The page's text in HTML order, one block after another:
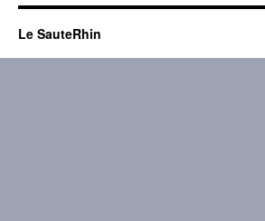
Le SauteRhin